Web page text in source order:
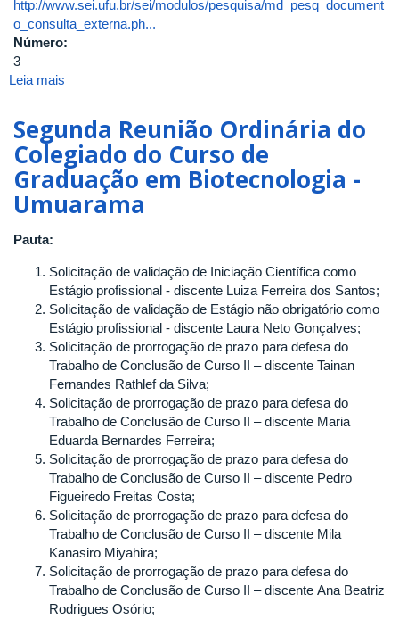
http://www.sei.ufu.br/sei/modulos/pesquisa/md_pesq_document
o_consulta_externa.ph...
Número:
3
Leia mais
Reunião
Ordinária
do
Colegiado
do
Curso
em
Biotecnologia
-
Umuarama
Segunda Reunião Ordinária do
Colegiado do Curso de
Graduação em Biotecnologia -
Umuarama
Pauta:
Solicitação de validação de Iniciação Científica como
Estágio profissional - discente Luiza Ferreira dos Santos;
Solicitação de validação de Estágio não obrigatório como
Estágio profissional - discente Laura Neto Gonçalves;
Solicitação de prorrogação de prazo para defesa do
Trabalho de Conclusão de Curso II – discente Tainan
Fernandes Rathlef da Silva;
Solicitação de prorrogação de prazo para defesa do
Trabalho de Conclusão de Curso II – discente Maria
Eduarda Bernardes Ferreira;
Solicitação de prorrogação de prazo para defesa do
Trabalho de Conclusão de Curso II – discente Pedro
Figueiredo Freitas Costa;
Solicitação de prorrogação de prazo para defesa do
Trabalho de Conclusão de Curso II – discente Mila
Kanasiro Miyahira;
Solicitação de prorrogação de prazo para defesa do
Trabalho de Conclusão de Curso II – discente Ana Beatriz
Rodrigues Osório;